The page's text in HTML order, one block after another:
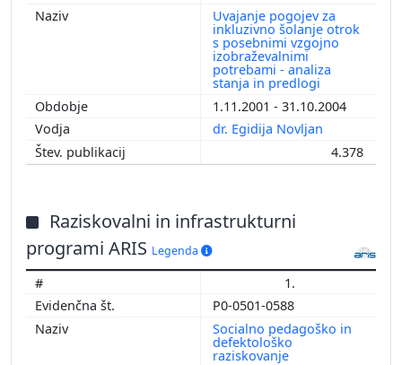
Uvajanje pogojev za
inkluzivno šolanje otrok
s posebnimi vzgojno
izobraževalnimi
potrebami - analiza
stanja in predlogi
1.11.2001 - 31.10.2004
dr. Egidija Novljan
4.378
Raziskovalni in infrastrukturni
programi ARIS Legenda
1.
P0-0501-0588
Socialno pedagoško in
defektološko
raziskovanje